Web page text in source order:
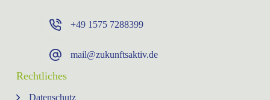
+49 ⁨1575 7288399⁩
mail@zukunftsaktiv.de
Rechtliches
Datenschutz